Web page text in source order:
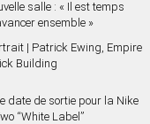
salle : « Il est temps
ensemble »
| Patrick Ewing, Empire
Building
date de sortie pour la Nike
“White Label”